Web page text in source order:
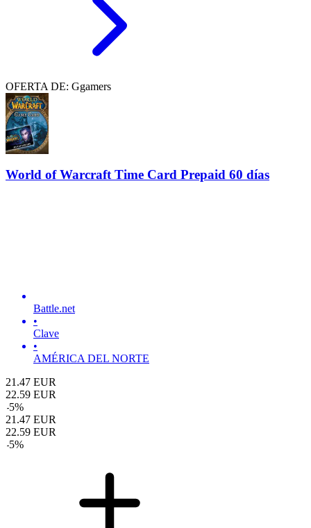
OFERTA DE: Ggamers
World of Warcraft Time Card Prepaid 60 días
Battle.net
•
Clave
•
AMÉRICA DEL NORTE
21.47 EUR
22.59 EUR
-5%
21.47 EUR
22.59 EUR
-5%